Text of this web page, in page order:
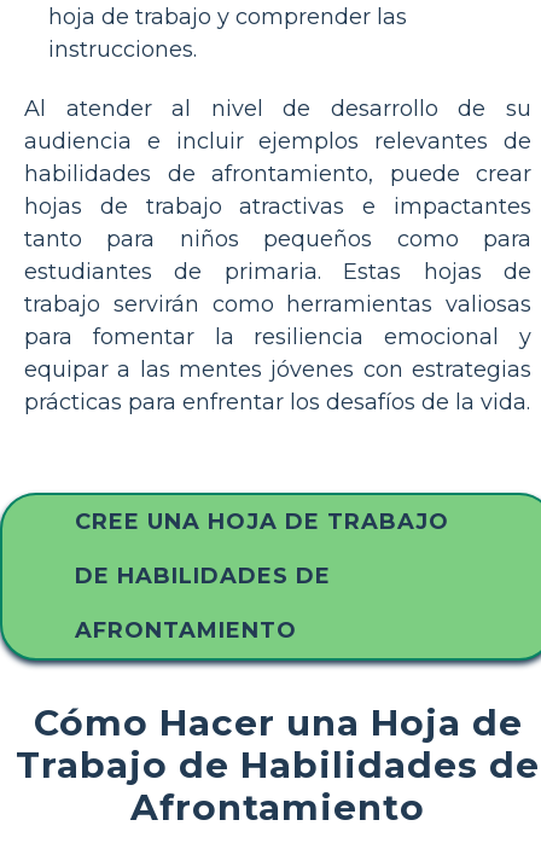
hoja de trabajo y comprender las
instrucciones.
Al atender al nivel de desarrollo de su
audiencia e incluir ejemplos relevantes de
habilidades de afrontamiento, puede crear
hojas de trabajo atractivas e impactantes
tanto para niños pequeños como para
estudiantes de primaria. Estas hojas de
trabajo servirán como herramientas valiosas
para fomentar la resiliencia emocional y
equipar a las mentes jóvenes con estrategias
prácticas para enfrentar los desafíos de la vida.
CREE UNA HOJA DE TRABAJO
DE HABILIDADES DE
AFRONTAMIENTO
Cómo Hacer una Hoja de
Trabajo de Habilidades de
Afrontamiento